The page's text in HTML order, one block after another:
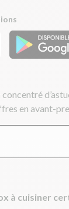
en avant-
à cuisiner